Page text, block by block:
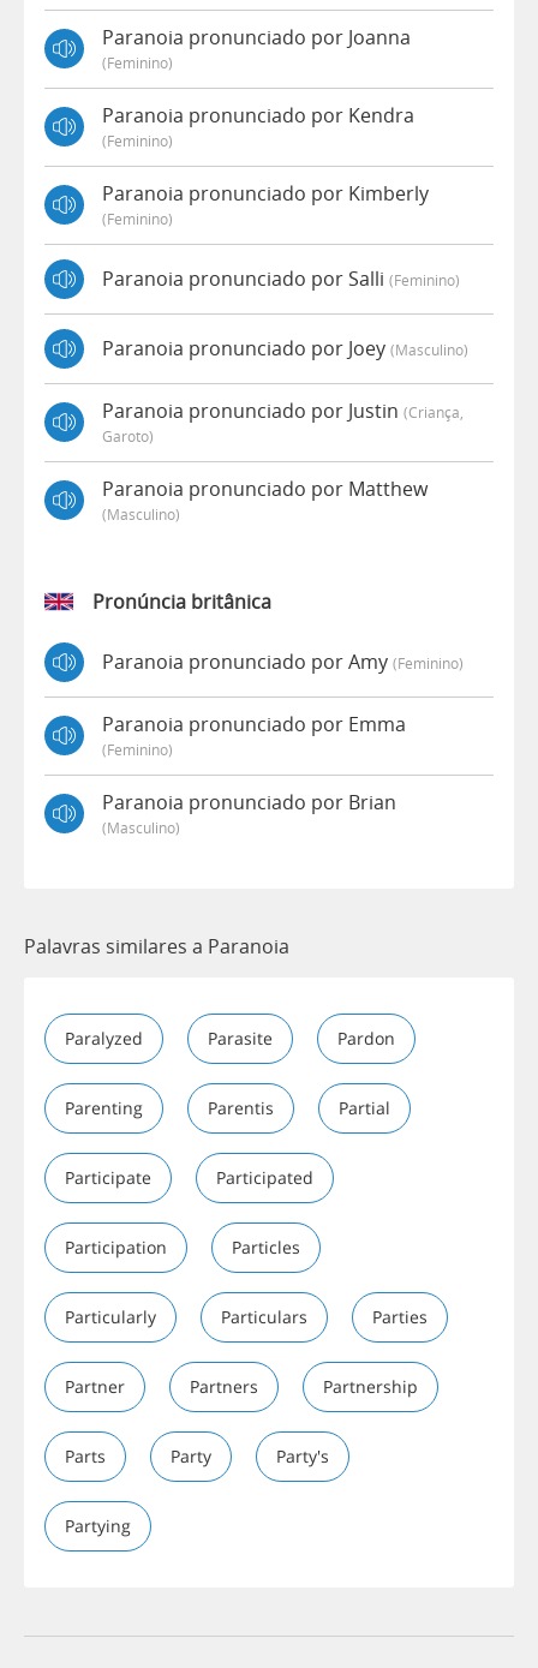
Paranoia pronunciado por Joanna
(feminino)
Paranoia pronunciado por Kendra
(feminino)
Paranoia pronunciado por Kimberly
(feminino)
Paranoia pronunciado por Salli (feminino)
Paranoia pronunciado por Joey (masculino)
Paranoia pronunciado por Justin (criança,
Garoto)
Paranoia pronunciado por Matthew
(masculino)
Pronúncia britânica
Paranoia pronunciado por Amy (feminino)
Paranoia pronunciado por Emma
(feminino)
Paranoia pronunciado por Brian
(masculino)
Palavras similares a Paranoia
Paralyzed Parasite Pardon
Parenting Parentis Partial
Participate Participated
Participation Particles
Particularly Particulars Parties
Partner Partners Partnership
Parts Party Party's
Partying